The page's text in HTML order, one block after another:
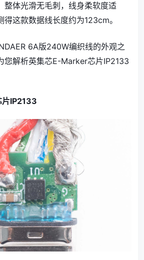
整体光滑无毛刺，线身柔软度适
这款数据线长度约为123cm。
6A版240W编织线的外观之
您解析英集芯E-Marker芯片IP2133
IP2133